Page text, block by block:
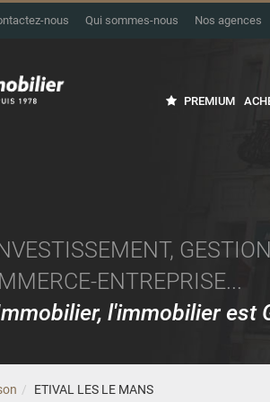
nous Qui sommes-nous Nos agences
PREMIUM
ENTREPRISE...
l'immobilier est
ETIVAL LES LE MANS